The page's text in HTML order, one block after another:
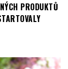
PRODUKTŮ